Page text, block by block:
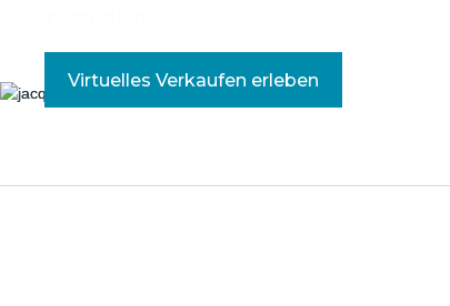
Virtuelles Verkaufen erleben